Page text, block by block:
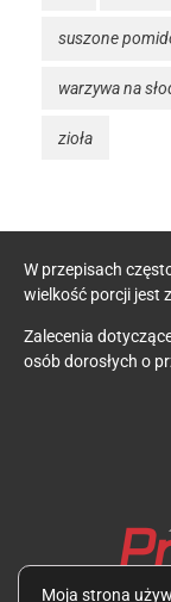
suszone
warzywa na
zioła
W przepisach
wielkość porcji jest
Zalecenia
osób dorosłych o
Moja strona